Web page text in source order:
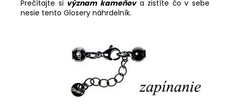
Prečítajte si význam kameňova zistíte čo v sebe
nesie tento Glosery náhrdelník.